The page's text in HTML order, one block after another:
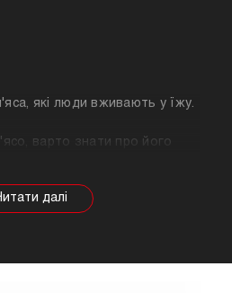
які люди вживають у їжу.
варто знати про його
властивості продукту
само як рекомендації
на дієті.